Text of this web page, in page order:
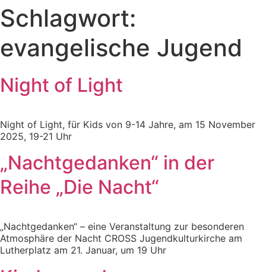
Schlagwort:
evangelische Jugend
Night of Light
Night of Light, für Kids von 9-14 Jahre, am 15 November
2025, 19-21 Uhr
„Nachtgedanken“ in der
Reihe „Die Nacht“
„Nachtgedanken“ – eine Veranstaltung zur besonderen
Atmosphäre der Nacht CROSS Jugendkulturkirche am
Lutherplatz am 21. Januar, um 19 Uhr